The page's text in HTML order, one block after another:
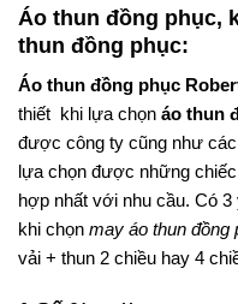
Áo thun đồng phục,
thun đồng phục:
Áo thun đồng phục
thiết khi lựa chọn áo thun
được công ty cũng như
lựa chọn được những chiếc
hợp nhất với nhu cầu. Có
khi chọn may áo thun đồng
vải + thun 2 chiều hay 4